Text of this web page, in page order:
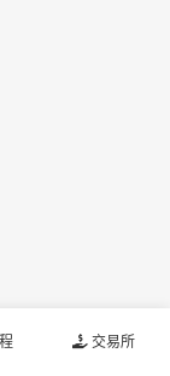
交易所